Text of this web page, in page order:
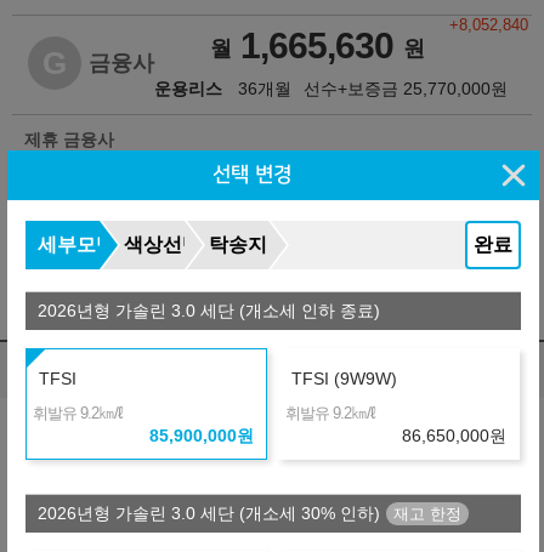
G 금융사
운용리스
월 1,665,630 원
+8,052,840
36개월 선수+보증금 25,770,000원
제휴 금융사
※ 자동차세 :778,700 원/년 (리스료에 불포함됨)
※ 보험료 : 개인별로 다름
※ 약정거리 : 2만km/년
※ 자세한 사항은 견적서를 참조하시기 바랍니다.
렌트 비교 (자동차세 포함, 보험료 포함)
※ 약정거리 : 2만km/년
※ 정비 : 미포함
선택 변경
세부모델 색상선택 탁송지역 완료
2026년형 가솔린 3.0 세단 (개소세 인하 종료)
TFSI
휘발유 9.2㎞/ℓ
85,900,000원
TFSI (9W9W)
휘발유 9.2㎞/ℓ
86,650,000원
2026년형 가솔린 3.0 세단 (개소세 30% 인하)